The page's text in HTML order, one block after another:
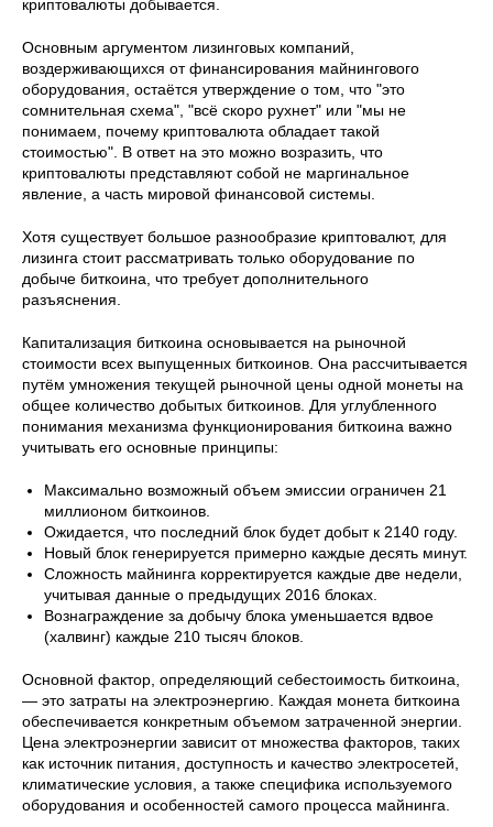
криптовалюты добывается.
Основным аргументом лизинговых компаний,
воздерживающихся от финансирования майнингового
оборудования, остаётся утверждение о том, что "это
сомнительная схема", "всё скоро рухнет" или "мы не
понимаем, почему криптовалюта обладает такой
стоимостью". В ответ на это можно возразить, что
криптовалюты представляют собой не маргинальное
явление, а часть мировой финансовой системы.
Хотя существует большое разнообразие криптовалют, для
лизинга стоит рассматривать только оборудование по
добыче биткоина, что требует дополнительного
разъяснения.
Капитализация биткоина основывается на рыночной
стоимости всех выпущенных биткоинов. Она рассчитывается
путём умножения текущей рыночной цены одной монеты на
общее количество добытых биткоинов. Для углубленного
понимания механизма функционирования биткоина важно
учитывать его основные принципы:
Максимально возможный объем эмиссии ограничен 21
миллионом биткоинов.
Ожидается, что последний блок будет добыт к 2140 году.
Новый блок генерируется примерно каждые десять минут.
Сложность майнинга корректируется каждые две недели,
учитывая данные о предыдущих 2016 блоках.
Вознаграждение за добычу блока уменьшается вдвое
(халвинг) каждые 210 тысяч блоков.
Основной фактор, определяющий себестоимость биткоина,
— это затраты на электроэнергию. Каждая монета биткоина
обеспечивается конкретным объемом затраченной энергии.
Цена электроэнергии зависит от множества факторов, таких
как источник питания, доступность и качество электросетей,
климатические условия, а также специфика используемого
оборудования и особенностей самого процесса майнинга.